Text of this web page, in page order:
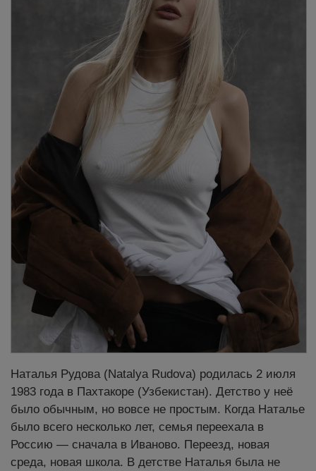
Наталья Рудова (Natalya Rudova) родилась 2 июля
1983 года в Пахтакоре (Узбекистан). Детство у неё
было обычным, но вовсе не простым. Когда Наталье
было всего несколько лет, семья переехала в
Россию — сначала в Иваново. Переезд, новая
среда, новая школа. В детстве Наталья была не